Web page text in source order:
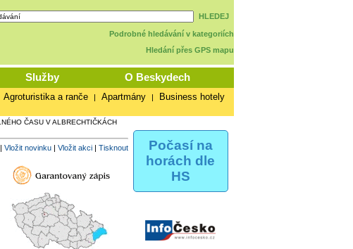
HLEDEJ
Podrobné hledávání v kategoriích
Hledání přes GPS mapu
Služby O Beskydech
Agroturistika a ranče | Apartmány | Business hotely
ČASU V ALBRECHTIČKÁCH
Vložit novinku| Vložit akci| Tisknout
Počasí na
horách dle
HS